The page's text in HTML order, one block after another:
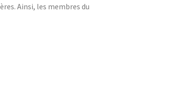
Ainsi, les membres du